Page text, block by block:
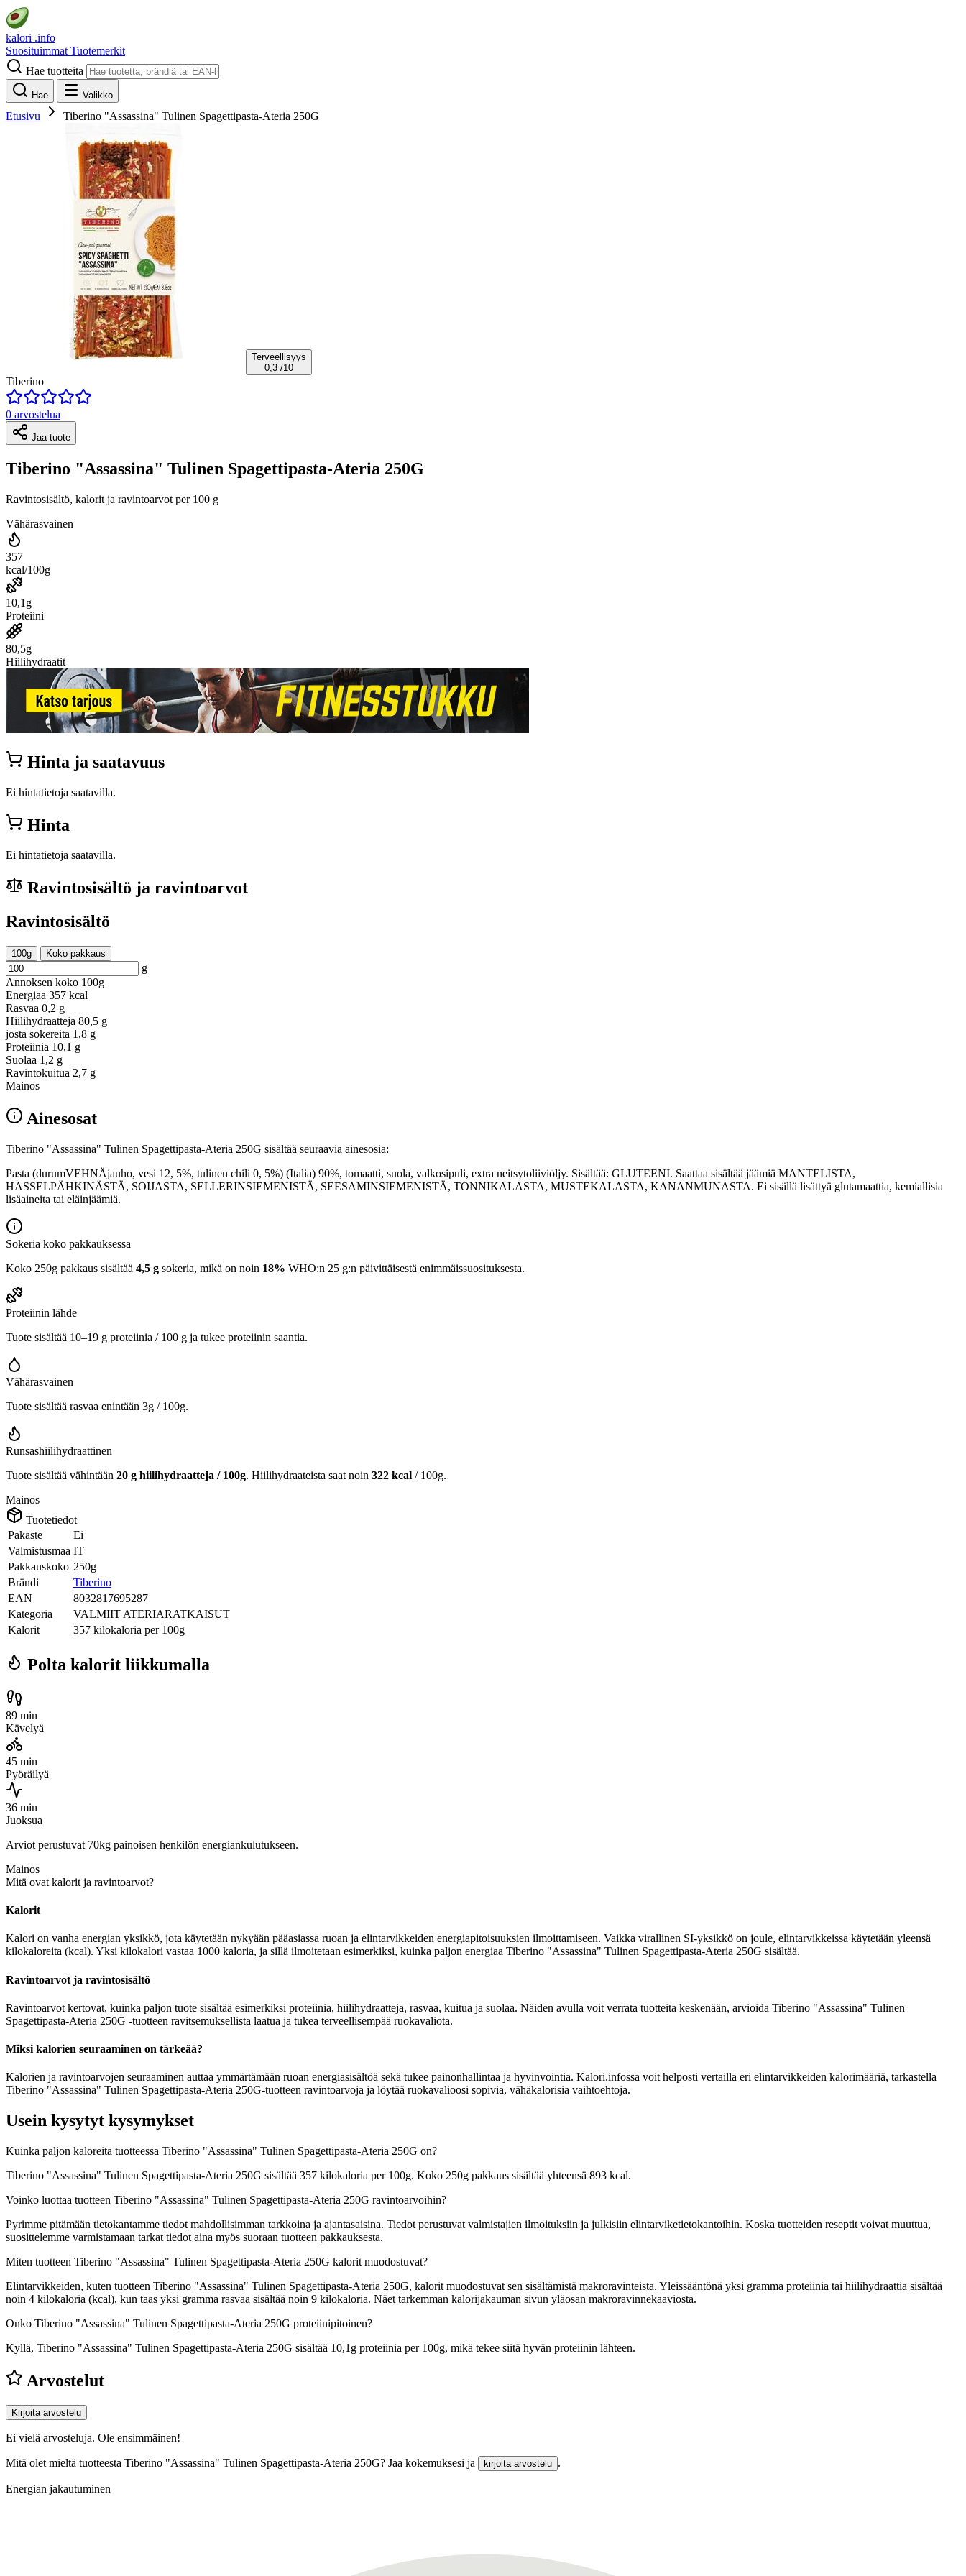
kalori .info
Suosituimmat Tuotemerkit
Hae tuotteita
Hae Valikko
Etusivu Tiberino "Assassina" Tulinen Spagettipasta-Ateria 250G
Terveellisyys
0,3 /10
Tiberino
0 arvostelua
Jaa tuote
Tiberino "Assassina" Tulinen Spagettipasta-Ateria 250G
Ravintosisältö, kalorit ja ravintoarvot per 100 g
Vähärasvainen
357
kcal/100g
10,1g
Proteiini
80,5g
Hiilihydraatit
Hinta ja saatavuus
Ei hintatietoja saatavilla.
Hinta
Ei hintatietoja saatavilla.
Ravintosisältö ja ravintoarvot
Ravintosisältö
100g Koko pakkaus
g
Annoksen koko 100g
Energiaa 357 kcal
Rasvaa 0,2 g
Hiilihydraatteja 80,5 g
josta sokereita 1,8 g
Proteiinia 10,1 g
Suolaa 1,2 g
Ravintokuitua 2,7 g
Mainos
Ainesosat
Tiberino "Assassina" Tulinen Spagettipasta-Ateria 250G sisältää seuraavia ainesosia:
Pasta (durumVEHNÄjauho, vesi 12, 5%, tulinen chili 0, 5%) (Italia) 90%, tomaatti, suola, valkosipuli, extra neitsytoliiviöljy. Sisältää: GLUTEENI. Saattaa sisältää jäämiä MANTELISTA,
HASSELPÄHKINÄSTÄ, SOIJASTA, SELLERINSIEMENISTÄ, SEESAMINSIEMENISTÄ, TONNIKALASTA, MUSTEKALASTA, KANANMUNASTA. Ei sisällä lisättyä glutamaattia, kemiallisia
lisäaineita tai eläinjäämiä.
Sokeria koko pakkauksessa
Koko 250g pakkaus sisältää 4,5 g sokeria, mikä on noin 18% WHO:n 25 g:n päivittäisestä enimmäissuosituksesta.
Proteiinin lähde
Tuote sisältää 10–19 g proteiinia / 100 g ja tukee proteiinin saantia.
Vähärasvainen
Tuote sisältää rasvaa enintään 3g / 100g.
Runsashiilihydraattinen
Tuote sisältää vähintään 20 g hiilihydraatteja / 100g. Hiilihydraateista saat noin 322 kcal / 100g.
Mainos
Tuotetiedot
Pakaste
Ei
Valmistusmaa IT
Pakkauskoko 250g
Brändi
Tiberino
EAN
8032817695287
Kategoria
VALMIIT ATERIARATKAISUT
Kalorit
357 kilokaloria per 100g
Polta kalorit liikkumalla
89 min
Kävelyä
45 min
Pyöräilyä
36 min
Juoksua
Arviot perustuvat 70kg painoisen henkilön energiankulutukseen.
Mainos
Mitä ovat kalorit ja ravintoarvot?
Kalorit
Kalori on vanha energian yksikkö, jota käytetään nykyään pääasiassa ruoan ja elintarvikkeiden energiapitoisuuksien ilmoittamiseen. Vaikka virallinen SI-yksikkö on joule, elintarvikkeissa käytetään yleensä
kilokaloreita (kcal). Yksi kilokalori vastaa 1000 kaloria, ja sillä ilmoitetaan esimerkiksi, kuinka paljon energiaa Tiberino "Assassina" Tulinen Spagettipasta-Ateria 250G sisältää.
Ravintoarvot ja ravintosisältö
Ravintoarvot kertovat, kuinka paljon tuote sisältää esimerkiksi proteiinia, hiilihydraatteja, rasvaa, kuitua ja suolaa. Näiden avulla voit verrata tuotteita keskenään, arvioida Tiberino "Assassina" Tulinen
Spagettipasta-Ateria 250G -tuotteen ravitsemuksellista laatua ja tukea terveellisempää ruokavaliota.
Miksi kalorien seuraaminen on tärkeää?
Kalorien ja ravintoarvojen seuraaminen auttaa ymmärtämään ruoan energiasisältöä sekä tukee painonhallintaa ja hyvinvointia. Kalori.infossa voit helposti vertailla eri elintarvikkeiden kalorimääriä, tarkastella
Tiberino "Assassina" Tulinen Spagettipasta-Ateria 250G-tuotteen ravintoarvoja ja löytää ruokavalioosi sopivia, vähäkalorisia vaihtoehtoja.
Usein kysytyt kysymykset
Kuinka paljon kaloreita tuotteessa Tiberino "Assassina" Tulinen Spagettipasta-Ateria 250G on?
Tiberino "Assassina" Tulinen Spagettipasta-Ateria 250G sisältää 357 kilokaloria per 100g. Koko 250g pakkaus sisältää yhteensä 893 kcal.
Voinko luottaa tuotteen Tiberino "Assassina" Tulinen Spagettipasta-Ateria 250G ravintoarvoihin?
Pyrimme pitämään tietokantamme tiedot mahdollisimman tarkkoina ja ajantasaisina. Tiedot perustuvat valmistajien ilmoituksiin ja julkisiin elintarviketietokantoihin. Koska tuotteiden reseptit voivat muuttua,
suosittelemme varmistamaan tarkat tiedot aina myös suoraan tuotteen pakkauksesta.
Miten tuotteen Tiberino "Assassina" Tulinen Spagettipasta-Ateria 250G kalorit muodostuvat?
Elintarvikkeiden, kuten tuotteen Tiberino "Assassina" Tulinen Spagettipasta-Ateria 250G, kalorit muodostuvat sen sisältämistä makroravinteista. Yleissääntönä yksi gramma proteiinia tai hiilihydraattia sisältää
noin 4 kilokaloria (kcal), kun taas yksi gramma rasvaa sisältää noin 9 kilokaloria. Näet tarkemman kalorijakauman sivun yläosan makroravinnekaaviosta.
Onko Tiberino "Assassina" Tulinen Spagettipasta-Ateria 250G proteiinipitoinen?
Kyllä, Tiberino "Assassina" Tulinen Spagettipasta-Ateria 250G sisältää 10,1g proteiinia per 100g, mikä tekee siitä hyvän proteiinin lähteen.
Arvostelut
Kirjoita arvostelu
Ei vielä arvosteluja. Ole ensimmäinen!
Mitä olet mieltä tuotteesta Tiberino "Assassina" Tulinen Spagettipasta-Ateria 250G? Jaa kokemuksesi ja kirjoita arvostelu .
Energian jakautuminen